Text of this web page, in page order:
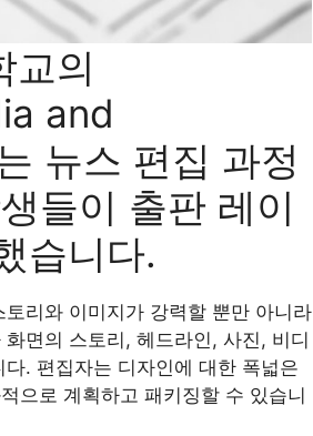
교의
and
뉴스 편집 과정
들이 출판 레이
습니다.
리와 이미지가 강력할 뿐만 아니라
면의 스토리, 헤드라인, 사진, 비디
. 편집자는 디자인에 대한 폭넓은
으로 계획하고 패키징할 수 있습니